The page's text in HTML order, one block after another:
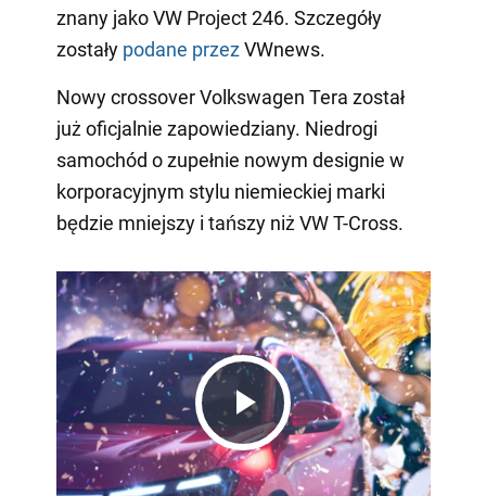
znany jako VW Project 246. Szczegóły
zostały podane przezVWnews.
Nowy crossover Volkswagen Tera został
już oficjalnie zapowiedziany. Niedrogi
samochód o zupełnie nowym designie w
korporacyjnym stylu niemieckiej marki
będzie mniejszy i tańszy niż VW T-Cross.
Play